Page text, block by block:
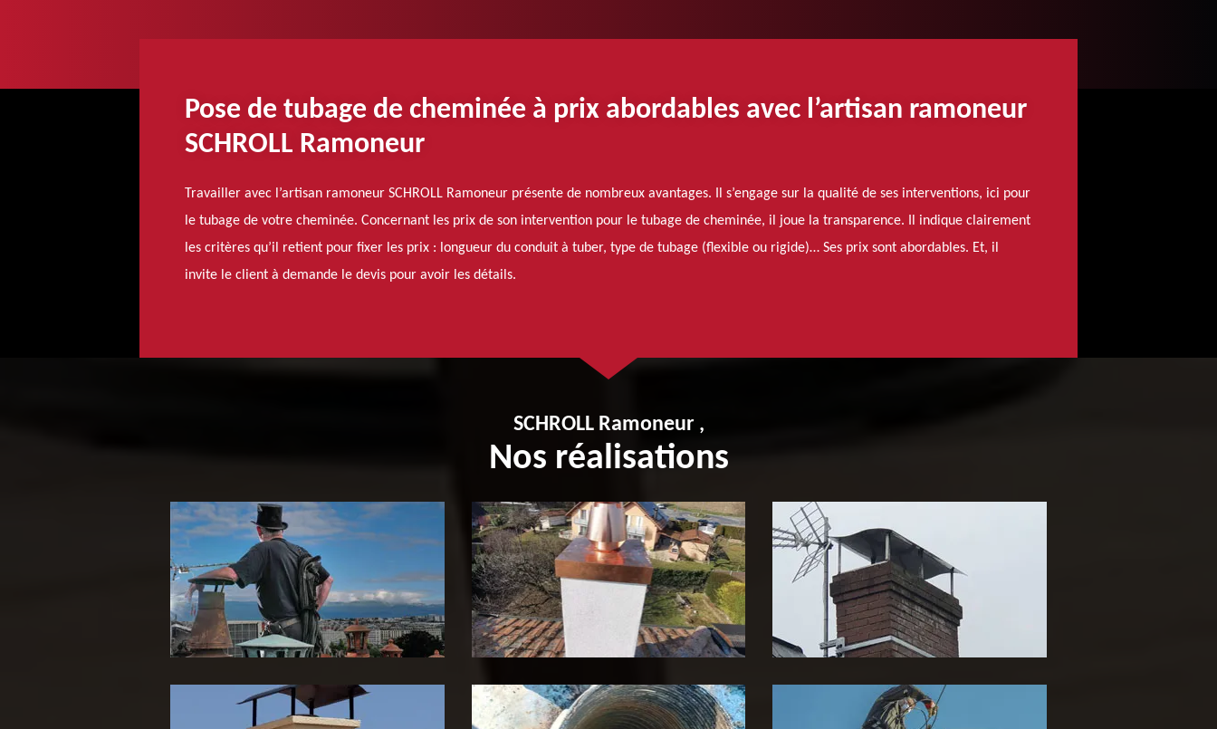
Pose de tubage de cheminée à prix abordables avec l’artisan ramoneur
SCHROLL Ramoneur
Travailler avec l’artisan ramoneur SCHROLL Ramoneur présente de nombreux avantages. Il s’engage sur la qualité de ses interventions, ici pour
le tubage de votre cheminée. Concernant les prix de son intervention pour le tubage de cheminée, il joue la transparence. Il indique clairement
les critères qu’il retient pour fixer les prix : longueur du conduit à tuber, type de tubage (flexible ou rigide)… Ses prix sont abordables. Et, il
invite le client à demande le devis pour avoir les détails.
SCHROLL Ramoneur ,
Nos réalisations
Ramoneur 65
Pose de tubage de cheminée
65
Pose de chapeau de
cheminée 65